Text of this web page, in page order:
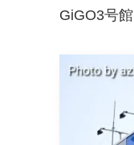
GiGO3号館